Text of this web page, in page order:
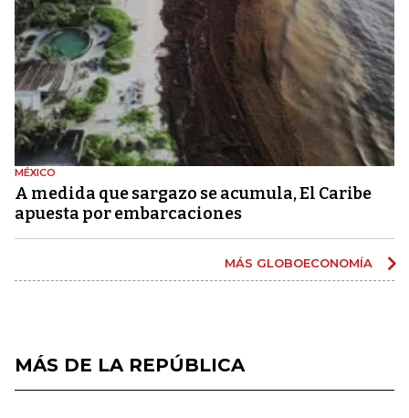
MÉXICO
A medida que sargazo se acumula, El Caribe
apuesta por embarcaciones
MÁS GLOBOECONOMÍA
MÁS DE LA REPÚBLICA